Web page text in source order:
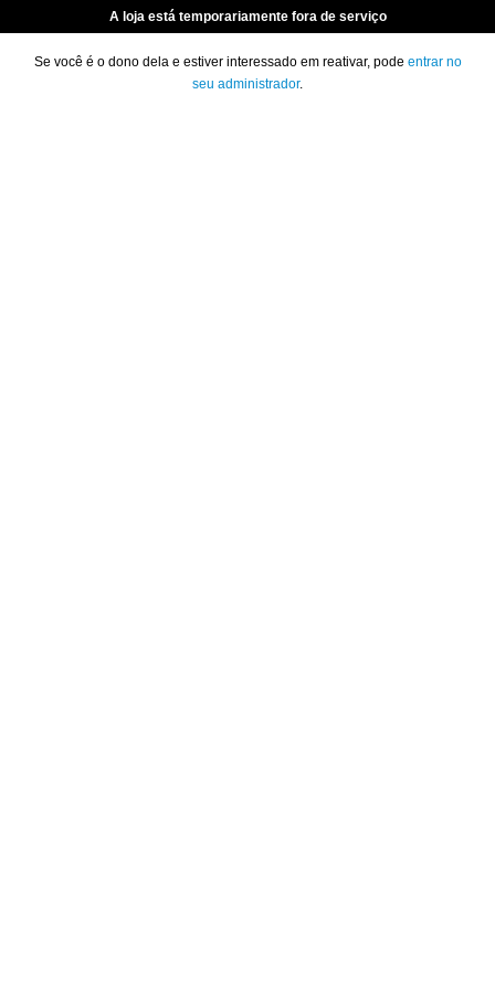
A loja está temporariamente fora de serviço
Se você é o dono dela e estiver interessado em reativar, pode entrar no
seu administrador.